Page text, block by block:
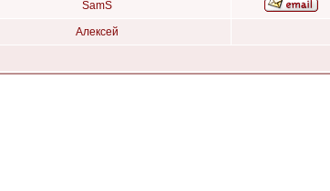
SamS
Алексей